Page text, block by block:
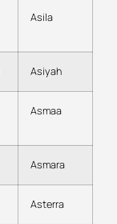
Asila
Asiyah
Asmaa
Asmara
Asterra